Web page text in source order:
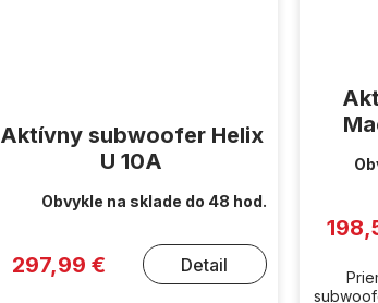
Aktívny subwoofer Helix
U 10A
Obvykle na sklade do 48 hod.
297,99 € Detail